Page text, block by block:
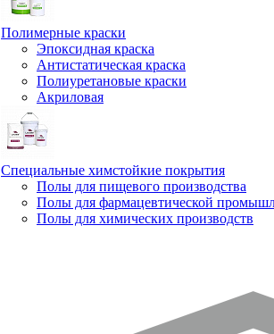
Полимерные краски
Эпоксидная краска
Антистатическая краска
Полиуретановые краски
Акриловая
Специальные химстойкие покрытия
Полы для пищевого производства
Полы для фармацевтической
Полы для химических производств